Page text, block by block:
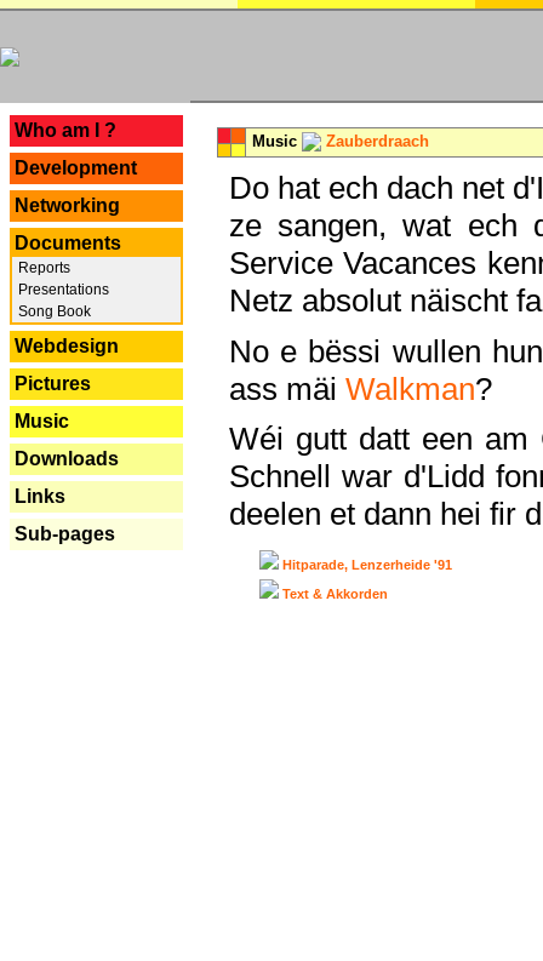
Who am I ?
Development
Networking
Documents
Reports
Presentations
Song Book
Webdesign
Pictures
Music
Downloads
Links
Sub-pages
Music Zauberdraach
Do hat ech dach net
ze sangen, wat ech
Service Vacances
Netz absolut näischt
No e bëssi wullen
ass mäi Walkman?
Wéi gutt datt een am
Schnell war d'Lidd
deelen et dann hei fir
Hitparade, Lenzerheide '91
Text & Akkorden